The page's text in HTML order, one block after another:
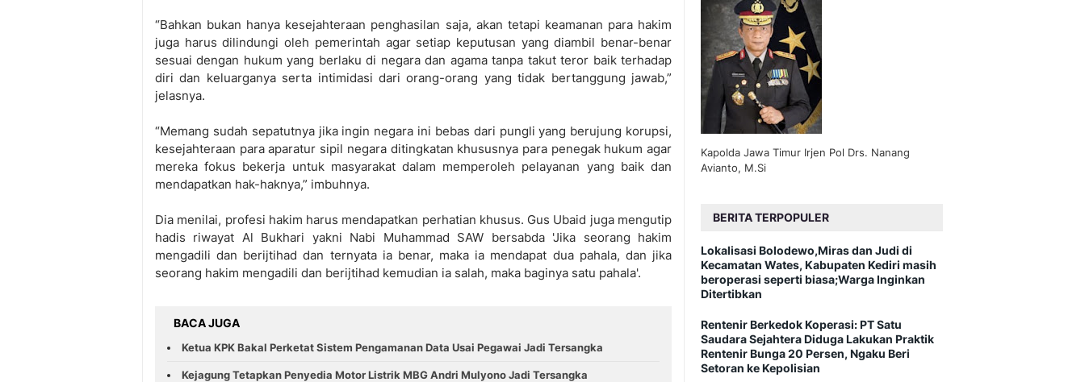
“Bahkan bukan hanya kesejahteraan penghasilan saja, akan tetapi keamanan para hakim
juga harus dilindungi oleh pemerintah agar setiap keputusan yang diambil benar-benar
sesuai dengan hukum yang berlaku di negara dan agama tanpa takut teror baik terhadap
diri dan keluarganya serta intimidasi dari orang-orang yang tidak bertanggung jawab,”
jelasnya.
“Memang sudah sepatutnya jika ingin negara ini bebas dari pungli yang berujung korupsi,
kesejahteraan para aparatur sipil negara ditingkatan khususnya para penegak hukum agar
mereka fokus bekerja untuk masyarakat dalam memperoleh pelayanan yang baik dan
mendapatkan hak-haknya,” imbuhnya.
Dia menilai, profesi hakim harus mendapatkan perhatian khusus. Gus Ubaid juga mengutip
hadis riwayat Al Bukhari yakni Nabi Muhammad SAW bersabda 'Jika seorang hakim
mengadili dan berijtihad dan ternyata ia benar, maka ia mendapat dua pahala, dan jika
seorang hakim mengadili dan berijtihad kemudian ia salah, maka baginya satu pahala'.
BACA JUGA
Ketua KPK Bakal Perketat Sistem Pengamanan Data Usai Pegawai Jadi Tersangka
Kejagung Tetapkan Penyedia Motor Listrik MBG Andri Mulyono Jadi Tersangka
Kapolda Jawa Timur Irjen Pol Drs. Nanang
Avianto, M.Si
BERITA TERPOPULER
Lokalisasi Bolodewo,Miras dan Judi di
Kecamatan Wates, Kabupaten Kediri masih
beroperasi seperti biasa;Warga Inginkan
Ditertibkan
Rentenir Berkedok Koperasi: PT Satu
Saudara Sejahtera Diduga Lakukan Praktik
Rentenir Bunga 20 Persen, Ngaku Beri
Setoran ke Kepolisian